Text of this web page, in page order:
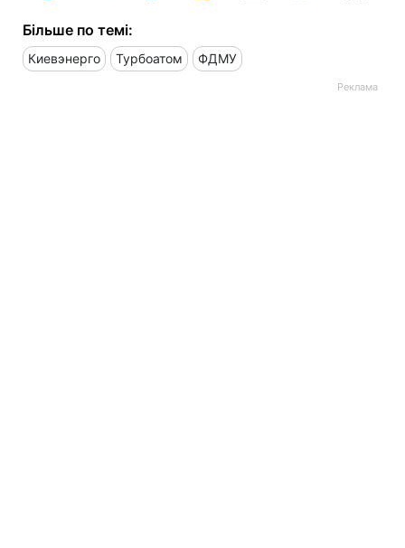
Більше по темі:
Киевэнерго Турбоатом ФДМУ